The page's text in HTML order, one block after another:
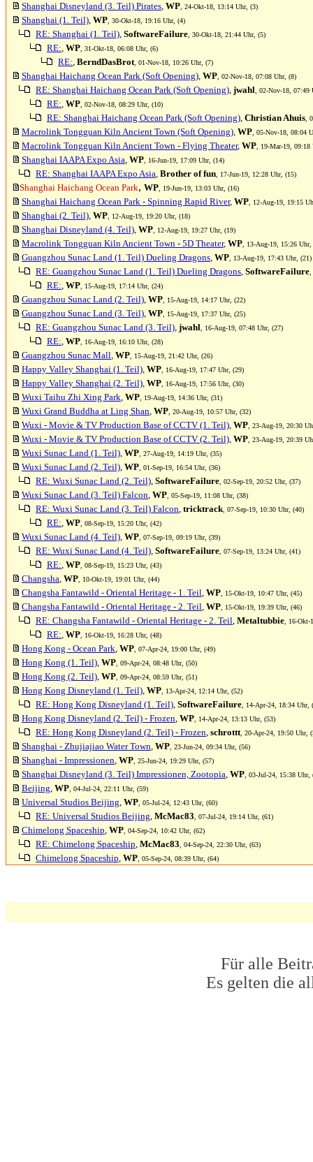
Shanghai Disneyland (3. Teil) Pirates, WP , 24-Okt-18, 13:14 Uhr, (3)
Shanghai (1. Teil), WP , 30-Okt-18, 19:16 Uhr, (4)
RE: Shanghai (1. Teil), SoftwareFailure , 30-Okt-18, 21:44 Uhr, (5)
RE:, WP , 31-Okt-18, 06:08 Uhr, (6)
RE:, BerndDasBrot , 01-Nov-18, 10:26 Uhr, (7)
Shanghai Haichang Ocean Park (Soft Opening), WP , 02-Nov-18, 07:08 Uhr, (8)
RE: Shanghai Haichang Ocean Park (Soft Opening), jwahl , 02-Nov-18, 07:49
RE:, WP , 02-Nov-18, 08:29 Uhr, (10)
RE: Shanghai Haichang Ocean Park (Soft Opening), Christian Ahuis ,
Macrolink Tongguan Kiln Ancient Town (Soft Opening), WP , 05-Nov-18, 08:04
Macrolink Tongguan Kiln Ancient Town - Flying Theater, WP , 19-Mar-19,
Shanghai IAAPA Expo Asia, WP , 16-Jun-19, 17:09 Uhr, (14)
RE: Shanghai IAAPA Expo Asia, Brother of fun , 17-Jun-19, 12:28 Uhr, (15)
Shanghai Haichang Ocean Park, WP , 19-Jun-19, 13:03 Uhr, (16)
Shanghai Haichang Ocean Park - Spinning Rapid River, WP , 12-Aug-19, 19:15
Shanghai (2. Teil), WP , 12-Aug-19, 19:20 Uhr, (18)
Shanghai Disneyland (4. Teil), WP , 12-Aug-19, 19:27 Uhr, (19)
Macrolink Tongguan Kiln Ancient Town - 5D Theater, WP , 13-Aug-19, 15:26
Guangzhou Sunac Land (1. Teil) Dueling Dragons, WP , 13-Aug-19, 17:43 Uhr, (21)
RE: Guangzhou Sunac Land (1. Teil) Dueling Dragons, SoftwareFailure
RE:, WP , 15-Aug-19, 17:14 Uhr, (24)
Guangzhou Sunac Land (2. Teil), WP , 15-Aug-19, 14:17 Uhr, (22)
Guangzhou Sunac Land (3. Teil), WP , 15-Aug-19, 17:37 Uhr, (25)
RE: Guangzhou Sunac Land (3. Teil), jwahl , 16-Aug-19, 07:48 Uhr, (27)
RE:, WP , 16-Aug-19, 16:10 Uhr, (28)
Guangzhou Sunac Mall, WP , 15-Aug-19, 21:42 Uhr, (26)
Happy Valley Shanghai (1. Teil), WP , 16-Aug-19, 17:47 Uhr, (29)
Happy Valley Shanghai (2. Teil), WP , 16-Aug-19, 17:56 Uhr, (30)
Wuxi Taihu Zhi Xing Park, WP , 19-Aug-19, 14:36 Uhr, (31)
Wuxi Grand Buddha at Ling Shan, WP , 20-Aug-19, 10:57 Uhr, (32)
Wuxi - Movie & TV Production Base of CCTV (1. Teil), WP , 23-Aug-19, 20:30
Wuxi - Movie & TV Production Base of CCTV (2. Teil), WP , 23-Aug-19, 20:39
Wuxi Sunac Land (1. Teil), WP , 27-Aug-19, 14:19 Uhr, (35)
Wuxi Sunac Land (2. Teil), WP , 01-Sep-19, 16:54 Uhr, (36)
RE: Wuxi Sunac Land (2. Teil), SoftwareFailure , 02-Sep-19, 20:52 Uhr, (37)
Wuxi Sunac Land (3. Teil) Falcon, WP , 05-Sep-19, 11:08 Uhr, (38)
RE: Wuxi Sunac Land (3. Teil) Falcon, tricktrack , 07-Sep-19, 10:30 Uhr, (40)
RE:, WP , 08-Sep-19, 15:20 Uhr, (42)
Wuxi Sunac Land (4. Teil), WP , 07-Sep-19, 09:19 Uhr, (39)
RE: Wuxi Sunac Land (4. Teil), SoftwareFailure , 07-Sep-19, 13:24 Uhr, (41)
RE:, WP , 08-Sep-19, 15:23 Uhr, (43)
Changsha, WP , 10-Okt-19, 19:01 Uhr, (44)
Changsha Fantawild - Oriental Heritage - 1. Teil, WP , 15-Okt-19, 10:47 Uhr, (45)
Changsha Fantawild - Oriental Heritage - 2. Teil, WP , 15-Okt-19, 19:39 Uhr, (46)
RE: Changsha Fantawild - Oriental Heritage - 2. Teil, Metaltubbie , 16-
RE:, WP , 16-Okt-19, 16:28 Uhr, (48)
Hong Kong - Ocean Park, WP , 07-Apr-24, 19:00 Uhr, (49)
Hong Kong (1. Teil), WP , 09-Apr-24, 08:48 Uhr, (50)
Hong Kong (2. Teil), WP , 09-Apr-24, 08:59 Uhr, (51)
Hong Kong Disneyland (1. Teil), WP , 13-Apr-24, 12:14 Uhr, (52)
RE: Hong Kong Disneyland (1. Teil), SoftwareFailure , 14-Apr-24, 18:34 Uhr,
Hong Kong Disneyland (2. Teil) - Frozen, WP , 14-Apr-24, 13:13 Uhr, (53)
RE: Hong Kong Disneyland (2. Teil) - Frozen, schrottt , 20-Apr-24, 19:50 Uhr,
Shanghai - Zhujiajiao Water Town, WP , 23-Jun-24, 09:34 Uhr, (56)
Shanghai - Impressionen, WP , 25-Jun-24, 19:29 Uhr, (57)
Shanghai Disneyland (3. Teil) Impressionen, Zootopia, WP , 03-Jul-24, 15:38 Uhr,
Beijing, WP , 04-Jul-24, 22:11 Uhr, (59)
Universal Studios Beijing, WP , 05-Jul-24, 12:43 Uhr, (60)
RE: Universal Studios Beijing, McMac83 , 07-Jul-24, 19:14 Uhr, (61)
Chimelong Spaceship, WP , 04-Sep-24, 10:42 Uhr, (62)
RE: Chimelong Spaceship, McMac83 , 04-Sep-24, 22:30 Uhr, (63)
Chimelong Spaceship, WP , 05-Sep-24, 08:39 Uhr, (64)
Für alle
Es gelten die